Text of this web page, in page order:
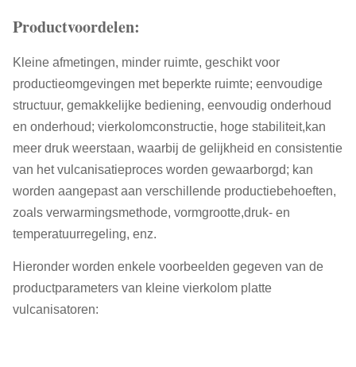
Productvoordelen:
Kleine afmetingen, minder ruimte, geschikt voor
productieomgevingen met beperkte ruimte; eenvoudige
structuur, gemakkelijke bediening, eenvoudig onderhoud
en onderhoud; vierkolomconstructie, hoge stabiliteit,kan
meer druk weerstaan, waarbij de gelijkheid en consistentie
van het vulcanisatieproces worden gewaarborgd; kan
worden aangepast aan verschillende productiebehoeften,
zoals verwarmingsmethode, vormgrootte,druk- en
temperatuurregeling, enz.
Hieronder worden enkele voorbeelden gegeven van de
productparameters van kleine vierkolom platte
vulcanisatoren: